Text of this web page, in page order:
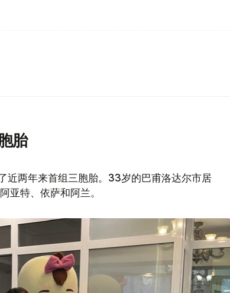
胎
近两年来首组三胞胎。33岁的巴甫洛达尔市居
亚特、依萨和阿兰。